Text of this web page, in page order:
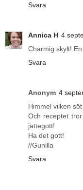
Svara
Annica H 4
Charmig skylt!
Svara
Anonym 4
Himmel vilken
Och receptet
jättegott!
Ha det gott!
//Gunilla
Svara